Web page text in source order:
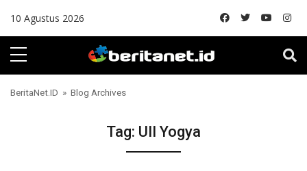
10 Agustus 2026
BeritaNet.ID » Blog Archives
Tag: UII Yogya